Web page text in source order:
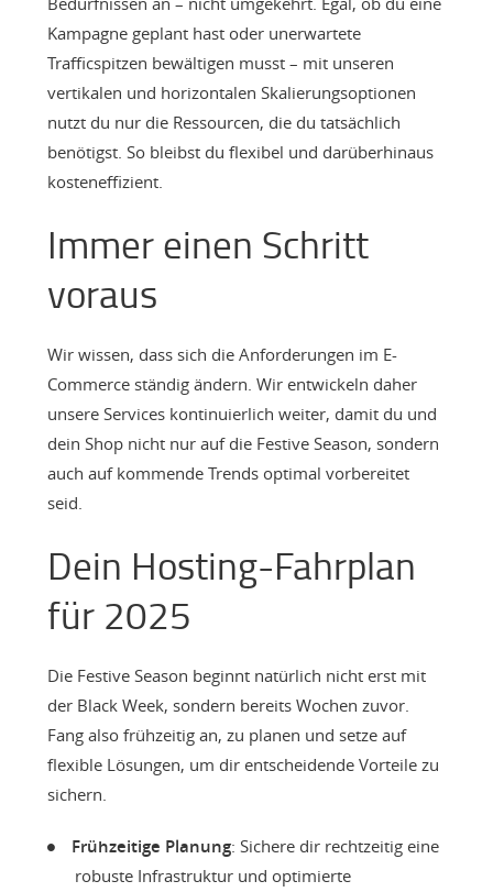
Kampagne geplant hast oder unerwartete
Trafficspitzen bewältigen musst – mit unseren
vertikalen und horizontalen Skalierungsoptionen
nutzt du nur die Ressourcen, die du tatsächlich
benötigst. So bleibst du flexibel und darüberhinaus
kosteneffizient.
Immer einen Schritt
voraus
Wir wissen, dass sich die Anforderungen im E-
Commerce ständig ändern. Wir entwickeln daher
unsere Services kontinuierlich weiter, damit du und
dein Shop nicht nur auf die Festive Season, sondern
auch auf kommende Trends optimal vorbereitet
seid.
Dein Hosting-Fahrplan
für 2025
Die Festive Season beginnt natürlich nicht erst mit
der Black Week, sondern bereits Wochen zuvor.
Fang also frühzeitig an, zu planen und setze auf
flexible Lösungen, um dir entscheidende Vorteile zu
sichern.
Frühzeitige Planung: Sichere dir rechtzeitig eine
robuste Infrastruktur und optimierte